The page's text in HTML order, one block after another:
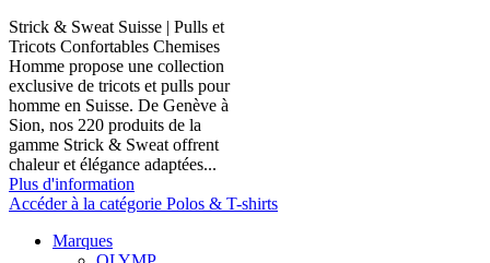
Strick & Sweat Suisse | Pulls et
Tricots Confortables Chemises
Homme propose une collection
exclusive de tricots et pulls pour
homme en Suisse. De Genève à
Sion, nos 220 produits de la
gamme Strick & Sweat offrent
chaleur et élégance adaptées...
Plus d'information
Accéder à la catégorie Polos & T-shirts
Marques